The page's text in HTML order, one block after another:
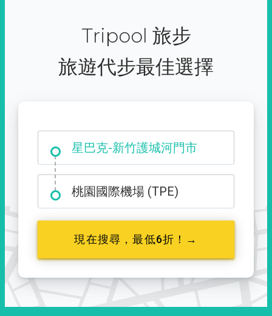
Tripool 旅步
旅遊代步最佳選擇
大霸尖山登山口
桃園國際機場 (TPE)
現在搜尋，最低6折！→